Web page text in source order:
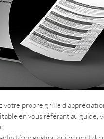
votre propre grille
en vous référant au guide,